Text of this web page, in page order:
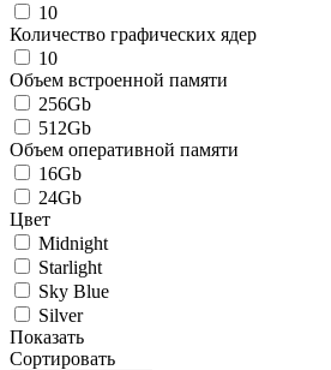
10
Количество графических ядер
10
Объем встроенной памяти
256Gb
512Gb
Объем оперативной памяти
16Gb
24Gb
Цвет
Midnight
Starlight
Sky Blue
Silver
Показать
Сортировать